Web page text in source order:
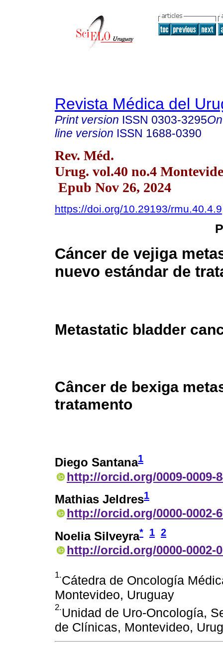
Revista Médica del
Print version ISSN 0303-3295
line version ISSN 1688-0390
Rev. Méd.
Urug. vol.40 no.4
Epub Nov 26, 2024
https://doi.org/10.29193/rmu.40.4.9
Cáncer de vejiga
nuevo estándar de
Metastatic bladder
Câncer de bexiga
tratamento
Diego Santana1
http://orcid.org/0009-0009-
Mathias Jeldres1
http://orcid.org/0000-0002-
Noelia Silveyra* 1 2
http://orcid.org/0000-0002-
1.Cátedra de Oncología
Montevideo, Uruguay
2.Unidad de Uro-Oncología,
de Clínicas, Montevideo,